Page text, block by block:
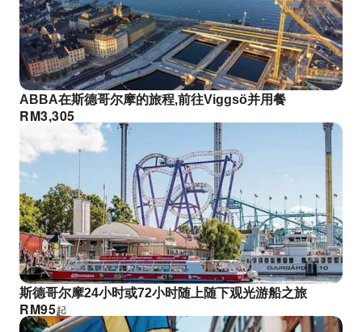
ABBA在斯德哥尔摩的旅程,前往Viggsö并用餐
RM3,305
斯德哥尔摩24小时或72小时随上随下观光游船之旅
RM95起